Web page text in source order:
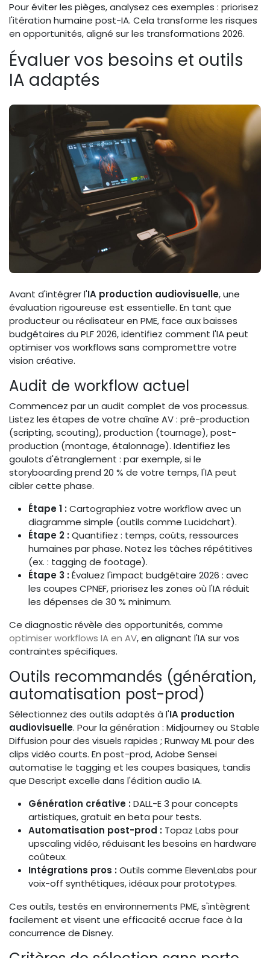
Pour éviter les pièges, analysez ces exemples : priorisez
l'itération humaine post-IA. Cela transforme les risques
en opportunités, aligné sur les transformations 2026.
Évaluer vos besoins et outils
IA adaptés
Avant d'intégrer l'IA production audiovisuelle, une
évaluation rigoureuse est essentielle. En tant que
producteur ou réalisateur en PME, face aux baisses
budgétaires du PLF 2026, identifiez comment l'IA peut
optimiser vos workflows sans compromettre votre
vision créative.
Audit de workflow actuel
Commencez par un audit complet de vos processus.
Listez les étapes de votre chaîne AV : pré-production
(scripting, scouting), production (tournage), post-
production (montage, étalonnage). Identifiez les
goulots d'étranglement : par exemple, si le
storyboarding prend 20 % de votre temps, l'IA peut
cibler cette phase.
Étape 1 :Cartographiez votre workflow avec un
diagramme simple (outils comme Lucidchart).
Étape 2 :Quantifiez : temps, coûts, ressources
humaines par phase. Notez les tâches répétitives
(ex. : tagging de footage).
Étape 3 :Évaluez l'impact budgétaire 2026 : avec
les coupes CPNEF, priorisez les zones où l'IA réduit
les dépenses de 30 % minimum.
Ce diagnostic révèle des opportunités, comme
optimiser workflows IA en AV, en alignant l'IA sur vos
contraintes spécifiques.
Outils recommandés (génération,
automatisation post-prod)
Sélectionnez des outils adaptés à l'IA production
audiovisuelle. Pour la génération : Midjourney ou Stable
Diffusion pour des visuels rapides ; Runway ML pour des
clips vidéo courts. En post-prod, Adobe Sensei
automatise le tagging et les coupes basiques, tandis
que Descript excelle dans l'édition audio IA.
Génération créative :DALL-E 3 pour concepts
artistiques, gratuit en beta pour tests.
Automatisation post-prod : Topaz Labs pour
upscaling vidéo, réduisant les besoins en hardware
coûteux.
Intégrations pros :Outils comme ElevenLabs pour
voix-off synthétiques, idéaux pour prototypes.
Ces outils, testés en environnements PME, s'intègrent
facilement et visent une efficacité accrue face à la
concurrence de Disney.